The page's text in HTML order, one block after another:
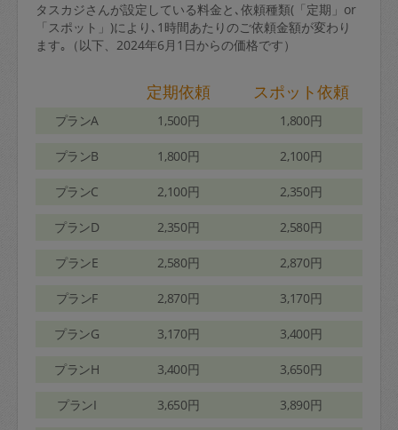
タスカジさんが設定している料金と､依頼種類(「定期」or
「スポット」)により､1時間あたりのご依頼金額が変わり
ます｡（以下、2024年6月1日からの価格です）
定期依頼 スポット依頼
プランA 1,500円 1,800円
プランB 1,800円 2,100円
プランC 2,100円 2,350円
プランD 2,350円 2,580円
プランE 2,580円 2,870円
プランF 2,870円 3,170円
プランG 3,170円 3,400円
プランH 3,400円 3,650円
プランI 3,650円 3,890円